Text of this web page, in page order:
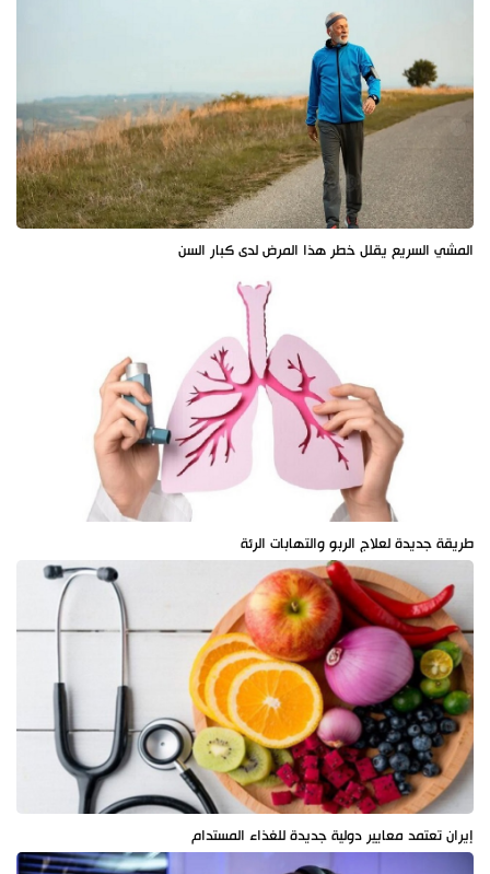
المشي السريع يقلل خطر هذا المرض لدى كبار السن
طريقة جديدة لعلاج الربو والتهابات الرئة
إيران تعتمد معايير دولية جديدة للغذاء المستدام